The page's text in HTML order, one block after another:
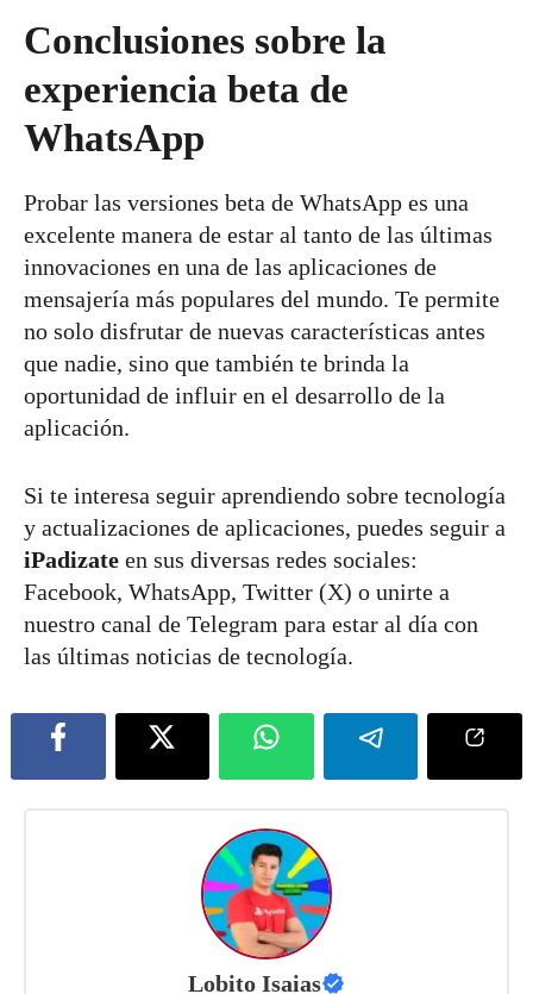
Conclusiones sobre la
experiencia beta de
WhatsApp
Probar las versiones beta de WhatsApp es una
excelente manera de estar al tanto de las últimas
innovaciones en una de las aplicaciones de
mensajería más populares del mundo. Te permite
no solo disfrutar de nuevas características antes
que nadie, sino que también te brinda la
oportunidad de influir en el desarrollo de la
aplicación.
Si te interesa seguir aprendiendo sobre tecnología
y actualizaciones de aplicaciones, puedes seguir a
iPadizate en sus diversas redes sociales:
Facebook, WhatsApp, Twitter (X) o unirte a
nuestro canal de Telegram para estar al día con
las últimas noticias de tecnología.
Lobito Isaias